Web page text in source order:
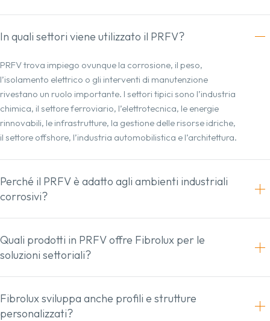
In quali settori viene utilizzato il PRFV?
PRFV trova impiego ovunque la corrosione, il peso,
l’isolamento elettrico o gli interventi di manutenzione
rivestano un ruolo importante. I settori tipici sono l’industria
chimica, il settore ferroviario, l’elettrotecnica, le energie
rinnovabili, le infrastrutture, la gestione delle risorse idriche,
il settore offshore, l’industria automobilistica e l’architettura.
Perché il PRFV è adatto agli ambienti industriali
corrosivi?
Quali prodotti in PRFV offre Fibrolux per le
soluzioni settoriali?
Fibrolux sviluppa anche profili e strutture
personalizzati?